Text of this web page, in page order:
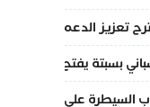
تعزيز الدعم المالي
بسبتة يفتح قناة
السيطرة على سبتة